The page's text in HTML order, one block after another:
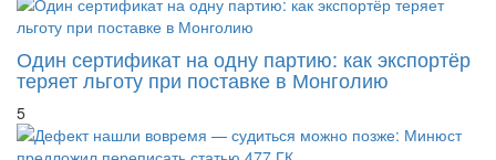
Один сертификат на одну партию: как экспортёр
теряет льготу при поставке в Монголию
5